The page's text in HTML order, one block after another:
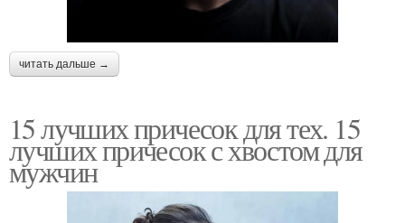
читать дальше →
15 лучших причесок для тех. 15
лучших причесок с хвостом для
мужчин